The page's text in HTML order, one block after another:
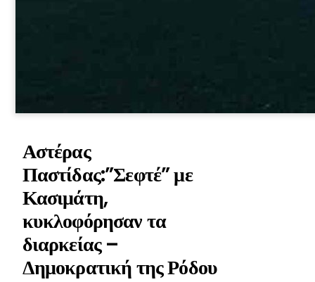
Αστέρας
Παστίδας:”Σεφτέ” με
Κασιμάτη,
κυκλοφόρησαν τα
διαρκείας –
Δημοκρατική της Ρόδου